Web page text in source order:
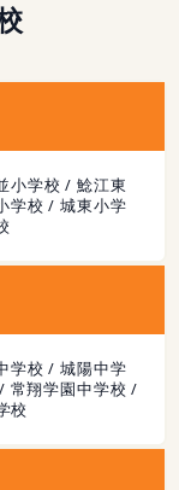
小学校 / 鯰江東
学校 / 城東小学
学校 / 城陽中学
常翔学園中学校 /
校